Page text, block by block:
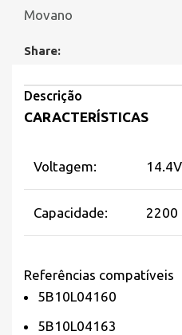
Movano
Share:
Descrição
CARACTERÍSTICAS
Voltagem:
Capacidade: 2200
Referências compatíveis
5B10L04160
5B10L04163